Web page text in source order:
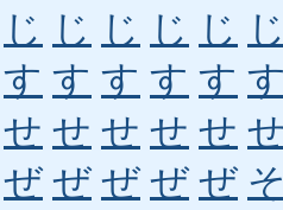
じ じ じ じ じ
す す す す す
せ せ せ せ せ
ぜ ぜ ぜ ぜ ぜ